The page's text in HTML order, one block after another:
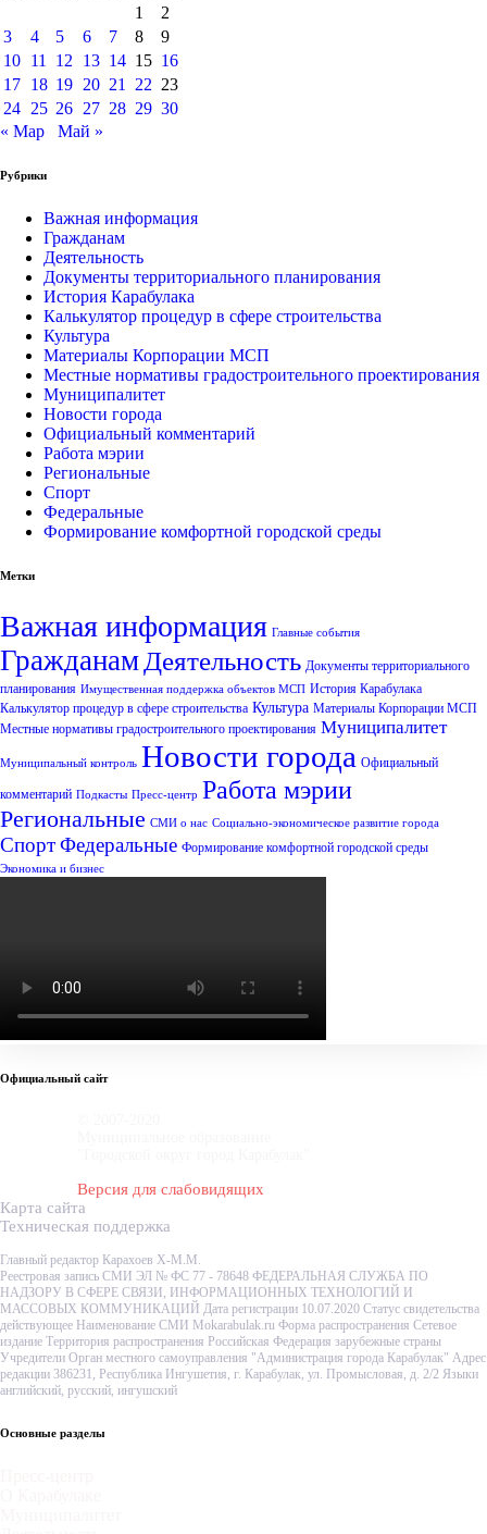
1
2
3
4 5 6 7 8
9
10 11 12 13 14 15 16
17 18 19 20 21 22 23
24 25 26 27 28 29 30
« Мар
Май »
Рубрики
Важная информация
Гражданам
Деятельность
Документы территориального планирования
История Карабулака
Калькулятор процедур в сфере строительства
Культура
Материалы Корпорации МСП
Местные нормативы градостроительного проектирования
Муниципалитет
Новости города
Официальный комментарий
Работа мэрии
Региональные
Спорт
Федеральные
Формирование комфортной городской среды
Метки
Важная информация Главные события
Гражданам Деятельность Документы территориального
планирования Имущественная поддержка объектов МСП История Карабулака
Калькулятор процедур в сфере строительства Культура Материалы Корпорации МСП
Местные нормативы градостроительного проектирования Муниципалитет
Муниципальный контроль Новости города Официальный
комментарий Подкасты Пресс-центр Работа мэрии
Региональные СМИ о нас Социально-экономическое развитие города
СпортФедеральные Формирование комфортной городской среды
Экономика и бизнес
Официальный сайт
Версия для слабовидящих
Карта сайта
Техническая поддержка
Главный редактор Карахоев Х-М.М.
Реестровая запись СМИ ЭЛ № ФС 77 - 78648 ФЕДЕРАЛЬНАЯ СЛУЖБА ПО
НАДЗОРУ В СФЕРЕ СВЯЗИ, ИНФОРМАЦИОННЫХ ТЕХНОЛОГИЙ И
МАССОВЫХ КОММУНИКАЦИЙ Дата регистрации 10.07.2020 Статус свидетельства
действующее Наименование СМИ Mokarabulak.ru Форма распространения Сетевое
издание Территория распространения Российская Федерация зарубежные страны
Учредители Орган местного самоуправления "Администрация города Карабулак" Адрес
редакции 386231, Республика Ингушетия, г. Карабулак, ул. Промысловая, д. 2/2 Языки
английский, русский, ингушский
Основные разделы